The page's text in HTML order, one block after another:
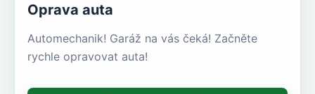
Oprava auta
Automechanik! Garáž na vás čeká! Začněte
rychle opravovat auta!